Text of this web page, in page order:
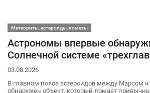
Метеориты, астероиды, кометы
Астрономы впервые
Солнечной системе
03.08.2026
В главном поясе астероидов между Марсом
обнаружен объект, который ломает